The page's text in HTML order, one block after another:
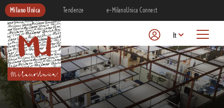
Milano Unica Tendenze e-MilanoUnica Connect
It